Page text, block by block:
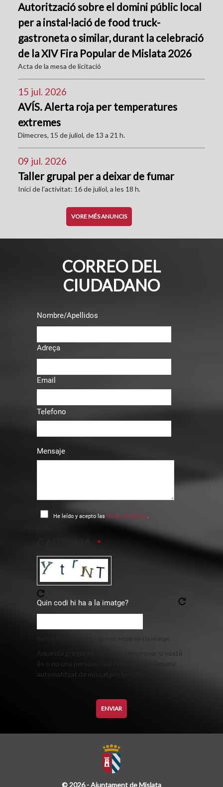
Autorització sobre el domini públic local
per a instal·lació de food truck-
gastroneta o similar, durant la celebració
de la XIV Fira Popular de Mislata 2026
Acta de la mesa de licitació
15 jul. 2026
AVÍS. Alerta roja per temperatures
extremes
Dimecres, 15 de juliol, de 13 a 21 h.
09 jul. 2026
Taller grupal per a deixar de fumar
Inici de l'activitat: 16 de juliol, a les 18 h.
VORE MÉS ANUNCIS
CORREO DEL
CIUDADANO
Nombre/Apellidos
Adreça
Email
Telefono
Mensaje
He leído y acepto las terms of service.
Quin codi hi ha a la imatge?
Introduïu els caràcters que es mostren a la imatge.
Aquesta pregunta es fa per comprovar si vostè
és o no una persona real i impedir l'enviament
automatitzat de missatges brossa.
© 2026 - Ajuntament de Mislata